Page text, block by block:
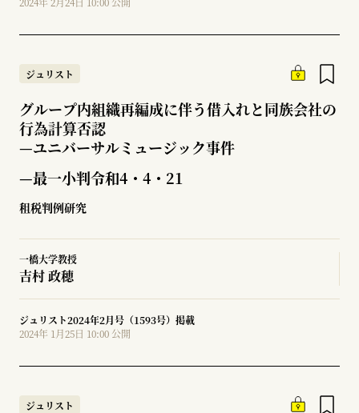
ジュリスト
グループ内組織再編成に伴う借入れと同族会社の
行為計算否認
—ユニバーサルミュージック事件
—最一小判令和4・4・21
租税判例研究
一橋大学教授
吉村 政穂
ジュリスト2024年2月号（1593号）掲載
2024年 1月25日 10:00 公開
ジュリスト